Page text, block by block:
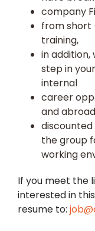
company
from short
training,
in
step in
internal
career
and
the group
working
If you meet the
interested in
resume to: